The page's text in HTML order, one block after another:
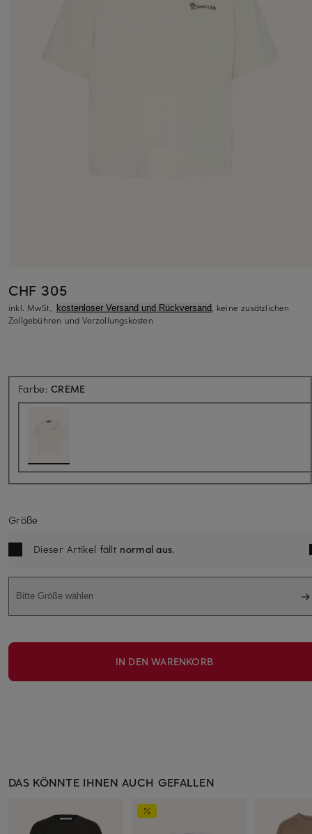
CHF 305
inkl. MwSt., kostenloser Versand und Rückversand, keine zusätzlichen
Zollgebühren und Verzollungskosten
Farbe:CREME
Größe
Dieser Artikel fällt normal aus.
Bitte Größe wählen
IN DEN WARENKORB
DAS KÖNNTE IHNEN AUCH GEFALLEN